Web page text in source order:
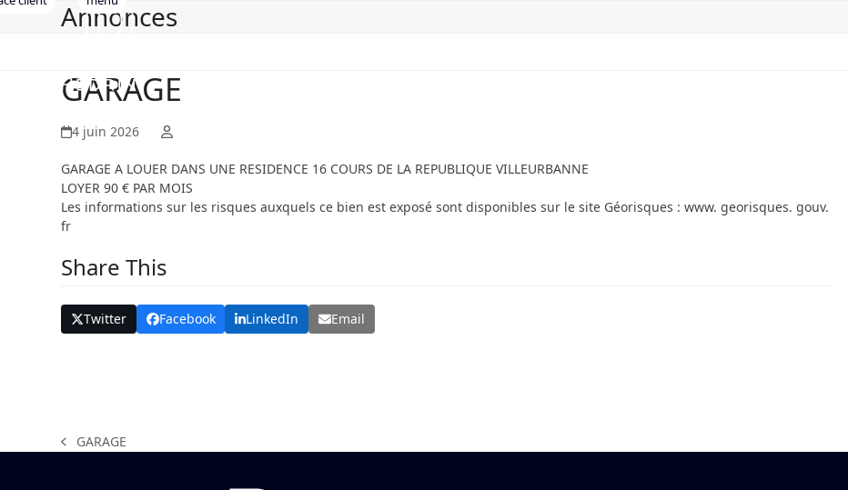
Skip
Open
menu
Close
menu
Annonces
GARAGE
4 juin 2026
GARAGE A LOUER DANS UNE RESIDENCE 16 COURS DE LA REPUBLIQUE VILLEURBANNE
LOYER 90 € PAR MOIS
Les informations sur les risques auxquels ce bien est exposé sont disponibles sur le site Géorisques : www. georisques. gouv.
fr
Share This
Twitter Facebook LinkedIn Email
previous
GARAGE